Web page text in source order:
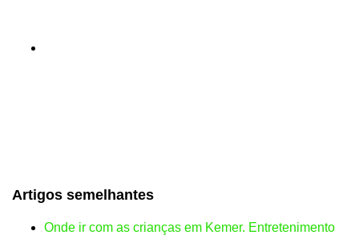
Artigos semelhantes
Onde ir com as crianças em Kemer. Entretenimento